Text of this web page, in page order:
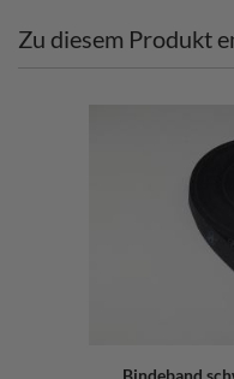
Zu diesem Produkt